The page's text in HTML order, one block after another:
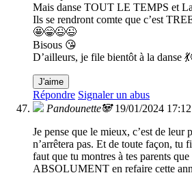
Mais danse TOUT LE TEMPS et
Ils se rendront comte que c’est
🤩😁😉😉
Bisous 😘
D’ailleurs, je file bientôt à la danse
J'aime
Répondre Signaler un abus
Pandounette🐼 19/01/2024 17:12
Je pense que le mieux, c’est de leur
n’arrêtera pas. Et de toute façon, tu
faut que tu montres à tes parents
ABSOLUMENT en refaire cette